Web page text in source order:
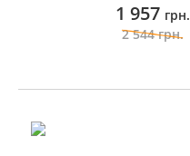
1 957 грн.
2 544грн.